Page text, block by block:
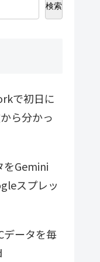
検索
で初日に
ら分かっ
をGemini
スプレッ
データを毎